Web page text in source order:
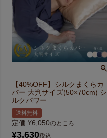
【40%OFF】シルクまくらカ
バー 大判サイズ(50×70cm) シ
ルクパワー
送料無料
定価 ¥6,050のところ
¥3,630税込